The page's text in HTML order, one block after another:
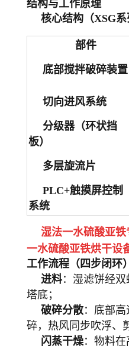
结构与工作原理
核心结构（XSG系
部件
底部搅拌破碎装置
切向进风系统
分级器（环状挡
板）
多层旋流片
PLC+触摸屏控制
系统
湿法一水硫酸亚
一水硫酸亚铁烘干设
工作流程（四步闭环
进料：湿滤饼经
塔底；
破碎分散：底部
碎，热风同步吹浮、
闪蒸干燥：物料在